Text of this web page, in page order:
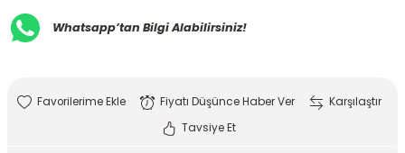
Whatsapp’tan Bilgi Alabilirsiniz!
Fiyatı Düşünce Haber Ver
Karşılaştır
Tavsiye Et